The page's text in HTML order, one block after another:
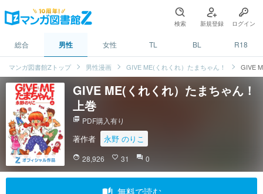
検索 新規登録 ログイン
総合 男性 女性 TL BL R18
マンガ図書館Zトップ 男性漫画 GIVE ME(くれくれ）たまちゃん！ GIVE
GIVE ME(くれくれ）たまちゃん！
上巻
picture_as_pdf PDF購入有り
著作者 永野 のりこ
face 28,926 favorite_border 31 question_answer 0
auto_stories 無料で読む